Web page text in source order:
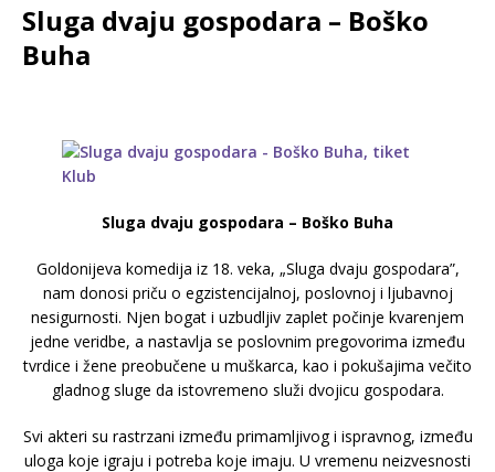
Sluga dvaju gospodara – Boško
Buha
Sluga dvaju gospodara – Boško Buha
Goldonijeva komedija iz 18. veka, „Sluga dvaju gospodara”,
nam donosi priču o egzistencijalnoj, poslovnoj i ljubavnoj
nesigurnosti. Njen bogat i uzbudljiv zaplet počinje kvarenjem
jedne veridbe, a nastavlja se poslovnim pregovorima između
tvrdice i žene preobučene u muškarca, kao i pokušajima večito
gladnog sluge da istovremeno služi dvojicu gospodara.
Svi akteri su rastrzani između primamljivog i ispravnog, između
uloga koje igraju i potreba koje imaju. U vremenu neizvesnosti